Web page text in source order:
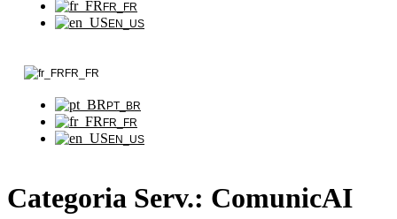
FR_FR
EN_US
FR_FR
PT_BR
FR_FR
EN_US
Categoria Serv.: ComunicAI